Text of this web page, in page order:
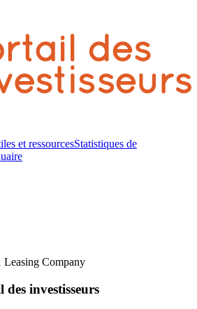
et ressourcesStatistiques de
Company
investisseurs